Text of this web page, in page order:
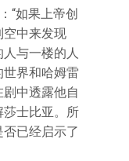
“如果上帝创
空中来发现
与一楼的人
界和哈姆雷
中透露他自
莎士比亚。所
已经启示了